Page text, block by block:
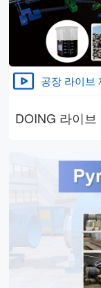
공장 라이브
DOING 라이